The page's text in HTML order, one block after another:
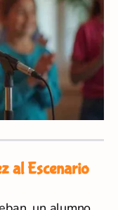
al Escenario